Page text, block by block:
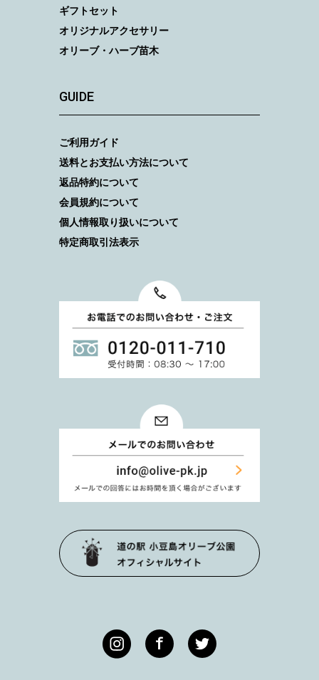
ギフトセット
オリジナルアクセサリー
オリーブ・ハーブ苗木
GUIDE
ご利用ガイド
送料とお支払い方法について
返品特約について
会員規約について
個人情報取り扱いについて
特定商取引法表示